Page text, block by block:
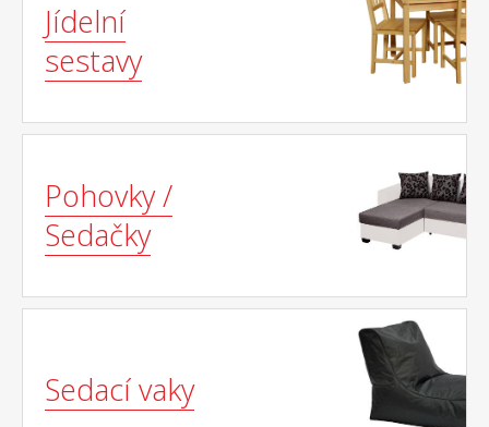
Jídelní
sestavy
Pohovky /
Sedačky
Sedací vaky